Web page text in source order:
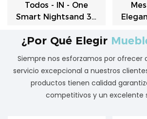
Todos - IN - One
Smart Nightsand 3 -
Color
¿Por Qué Elegir
Siempre nos esforzamos por ofrecer
servicio excepcional a nuestros
productos tienen calidad
competitivos y un excelente